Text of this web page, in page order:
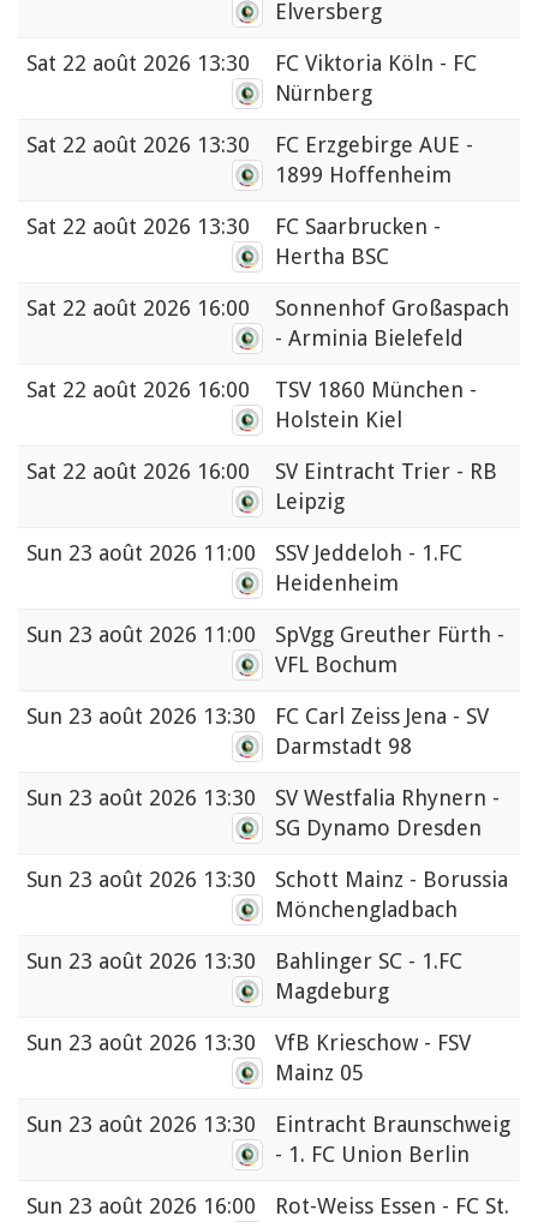
Elversberg
Sat 22 août 2026 13:30
FC Viktoria Köln - FC
Nürnberg
Sat 22 août 2026 13:30
FC Erzgebirge AUE -
1899 Hoffenheim
Sat 22 août 2026 13:30
FC Saarbrucken -
Hertha BSC
Sat 22 août 2026 16:00
Sonnenhof Großaspach
- Arminia Bielefeld
Sat 22 août 2026 16:00
TSV 1860 München -
Holstein Kiel
Sat 22 août 2026 16:00
SV Eintracht Trier - RB
Leipzig
Sun 23 août 2026 11:00
SSV Jeddeloh - 1.FC
Heidenheim
Sun 23 août 2026 11:00
SpVgg Greuther Fürth -
VFL Bochum
Sun 23 août 2026 13:30
FC Carl Zeiss Jena - SV
Darmstadt 98
Sun 23 août 2026 13:30
SV Westfalia Rhynern -
SG Dynamo Dresden
Sun 23 août 2026 13:30
Schott Mainz - Borussia
Mönchengladbach
Sun 23 août 2026 13:30
Bahlinger SC - 1.FC
Magdeburg
Sun 23 août 2026 13:30
VfB Krieschow - FSV
Mainz 05
Sun 23 août 2026 13:30
Eintracht Braunschweig
- 1. FC Union Berlin
Sun 23 août 2026 16:00
Rot-Weiss Essen - FC St.